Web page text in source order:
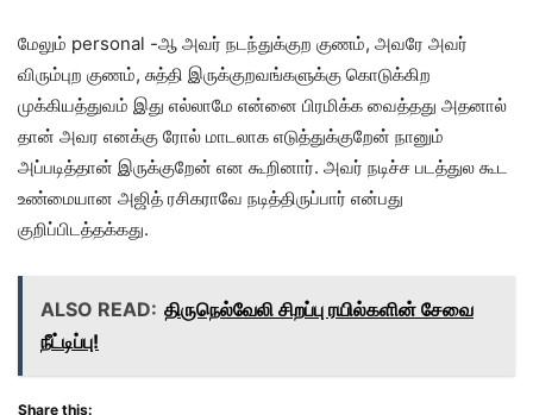
மேலும் personal -ஆ அவர் நடந்துக்குற குணம், அவரே அவர்
விரும்புற குணம், சுத்தி இருக்குறவங்களுக்கு கொடுக்கிற
முக்கியத்துவம் இது எல்லாமே என்னை பிரமிக்க வைத்தது அதனால்
தான் அவர எனக்கு ரோல் மாடலாக எடுத்துக்குறேன் நானும்
அப்படித்தான் இருக்குறேன் என கூறினார். அவர் நடிச்ச படத்துல கூட
உண்மையான அஜித் ரசிகராவே நடித்திருப்பார் என்பது
குறிப்பிடத்தக்கது.
ALSO READ: திருநெல்வேலி சிறப்பு ரயில்களின் சேவை
நீட்டிப்பு!
Share this: